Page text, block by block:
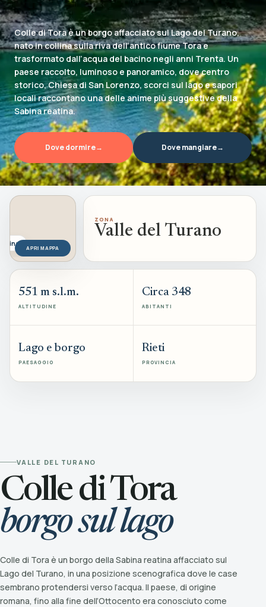
Esperienze
Eventi, cammini, outdoor e pesca
Dove Dormire
Strutture e soggiorni nel territorio
Info
Informazioni sul progetto BDS
Colle di Tora è un borgo affacciato sul Lago del Turano,
nato in collina sulla riva dell’antico fiume Tora e
trasformato dall’acqua del bacino negli anni Trenta. Un
paese raccolto, luminoso e panoramico, dove centro
storico, Chiesa di San Lorenzo, scorci sul lago e sapori
locali raccontano una delle anime più suggestive della
Sabina reatina.
Dove dormire→ Dove mangiare→
APRI MAPPA
ZONA
Valle del Turano
551 m s.l.m.
ALTITUDINE
Circa 348
ABITANTI
Lago e borgo
PAESAGGIO
Rieti
PROVINCIA
VALLE DEL TURANO
Colle di Tora
borgo sul lago
Colle di Tora è un borgo della Sabina reatina affacciato sul
Lago del Turano, in una posizione scenografica dove le case
sembrano protendersi verso l’acqua. Il paese, di origine
romana, fino alla fine dell’Ottocento era conosciuto come